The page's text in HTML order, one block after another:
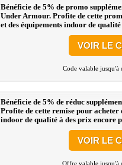
Bénéficie de 5% de promo
Under Armour. Profite de cette
et des équipements indoor de
VOIR LE
Code valable jusqu'à
Bénéficie de 5% de réduc
Profite de cette remise pour acheter
indoor de qualité à des prix encore
VOIR LE
Offre valable jusqu'à